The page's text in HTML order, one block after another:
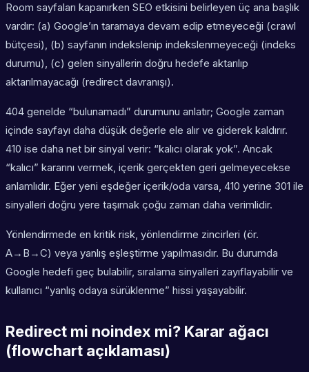
Room sayfaları kapanırken SEO etkisini belirleyen üç ana başlık
vardır: (a) Google’ın taramaya devam edip etmeyeceği (crawl
bütçesi), (b) sayfanın indekslenip indekslenmeyeceği (indeks
durumu), (c) gelen sinyallerin doğru hedefe aktarılıp
aktarılmayacağı (redirect davranışı).
404 genelde “bulunamadı” durumunu anlatır; Google zaman
içinde sayfayı daha düşük değerle ele alır ve giderek kaldırır.
410 ise daha net bir sinyal verir: “kalıcı olarak yok”. Ancak
“kalıcı” kararını vermek, içerik gerçekten geri gelmeyecekse
anlamlıdır. Eğer yeni eşdeğer içerik/oda varsa, 410 yerine 301 ile
sinyalleri doğru yere taşımak çoğu zaman daha verimlidir.
Yönlendirmede en kritik risk, yönlendirme zincirleri (ör.
A→B→C) veya yanlış eşleştirme yapılmasıdır. Bu durumda
Google hedefi geç bulabilir, sıralama sinyalleri zayıflayabilir ve
kullanıcı “yanlış odaya sürüklenme” hissi yaşayabilir.
Redirect mi noindex mi? Karar ağacı
(flowchart açıklaması)